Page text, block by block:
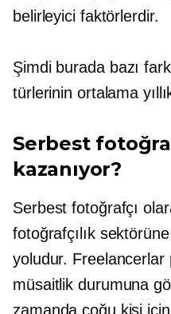
belirleyici faktörlerdir.
Şimdi burada bazı
türlerinin ortalama
Serbest
kazanıyor?
Serbest fotoğrafçı
fotoğrafçılık
yoludur.
müsaitlik durumuna
zamanda çoğu kişi